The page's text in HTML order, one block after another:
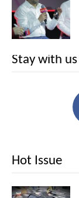
Stay with us
Hot Issue